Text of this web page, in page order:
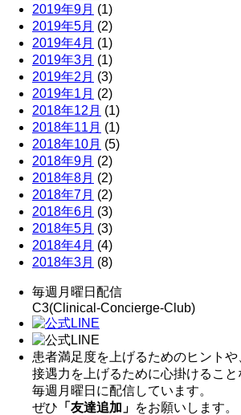
2019年9月 (1)
2019年5月 (2)
2019年4月 (1)
2019年3月 (1)
2019年2月 (3)
2019年1月 (2)
2018年12月 (1)
2018年11月 (1)
2018年10月 (5)
2018年9月 (2)
2018年8月 (2)
2018年7月 (2)
2018年6月 (3)
2018年5月 (3)
2018年4月 (4)
2018年3月 (8)
毎週月曜日配信
C3(Clinical-Concierge-Club)
患者満足度を上げるためのヒントや
接遇力を上げるために心掛けること
毎週月曜日に配信しています。
ぜひ 「友達追加」 をお願いします。